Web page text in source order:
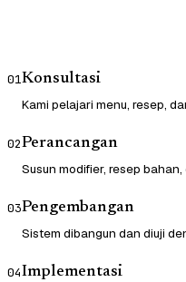
01Konsultasi
Kami pelajari menu, resep,
02Perancangan
Susun modifier, resep
03Pengembangan
Sistem dibangun dan diuji
04Implementasi